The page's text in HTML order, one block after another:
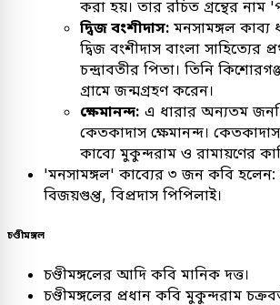
করা হয়। তার রচিত গ্রন্থের নাম
দ্বিজ বংশীদাস: মনসামঙ্গল
দ্বিজ বংশীদাস বাংলা সাহিত্যের
চন্দ্রাবতীর পিতা। তিনি
গ্রামে জন্মগ্রহণ করেন।
ক্ষেমানন্দ: এ ধারার অন্যতম
কেতকাদাস ক্ষেমানন্দ।
কাব্যে মুকুন্দরাম ও রামায়ণের
'মনসামঙ্গল' কাব্যের ৩ জন কবি হলেন:
বিজয়গুপ্ত, বিপ্রদাস পিপিলাই।
চণ্ডীমঙ্গল
চণ্ডীমঙ্গলের আদি কবি মানিক দত্ত।
চণ্ডীমঙ্গলের প্রধান কবি মুকুন্দরাম